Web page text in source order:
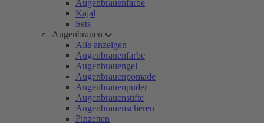
Augenbrauenfarbe
Kajal
Sets
Augenbrauen
Alle anzeigen
Augenbrauenfarbe
Augenbrauengel
Augenbrauenpomade
Augenbrauenpuder
Augenbrauenstifte
Augenbrauenscheren
Pinzetten